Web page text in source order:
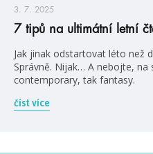
3. 7. 2025
7 tipů na ultimátní letní
Jak jinak odstartovat léto než
Správně. Nijak… A nebojte,
contemporary, tak fantasy.
číst více